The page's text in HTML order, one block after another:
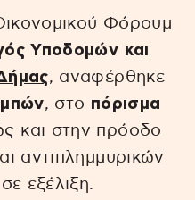
Φόρουμ
Υποδομών και
, αναφέρθηκε
, στο πόρισμα
και στην πρόοδο
αντιπλημμυρικών
εξέλιξη.